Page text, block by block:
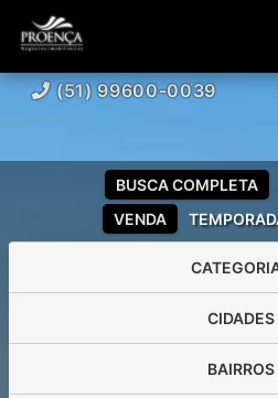
(51) 99600-0039
VENDA
BUSCA COMPLETA
CIDADES
BAIRROS